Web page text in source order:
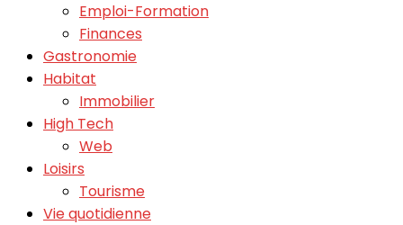
Emploi-Formation
Finances
Gastronomie
Habitat
Immobilier
High Tech
Web
Loisirs
Tourisme
Vie quotidienne